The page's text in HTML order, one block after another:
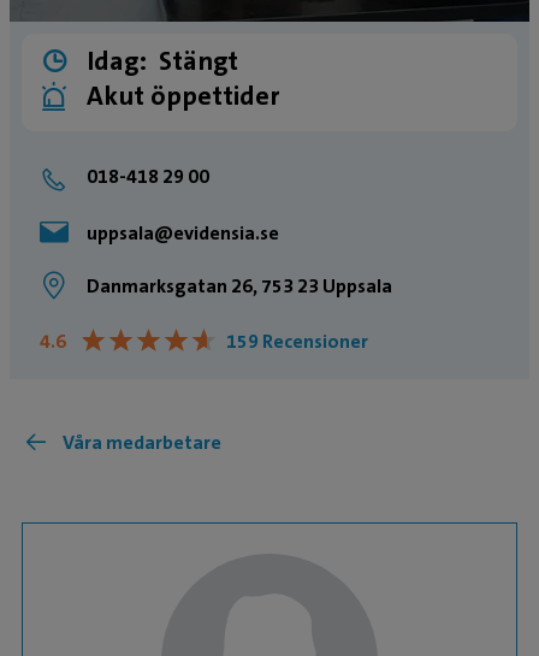
Idag: Stängt
Akut öppettider
018-418 29 00
uppsala@evidensia.se
Danmarksgatan 26, 753 23 Uppsala
4.6 ★★★★★
★★★★★ 159 Recensioner
Våra medarbetare